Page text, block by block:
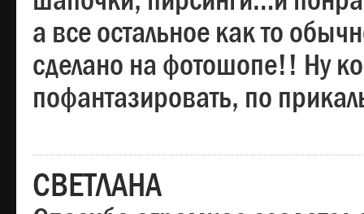
а все остальное как то
сделано на фотошопе!! Ну
пофантазировать, по
СВЕТЛАНА